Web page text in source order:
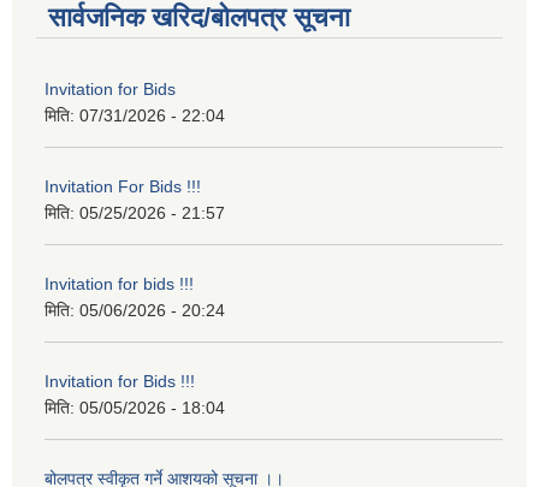
सार्वजनिक खरिद/बोलपत्र सूचना
Invitation for Bids
मिति: 07/31/2026 - 22:04
Invitation For Bids !!!
मिति: 05/25/2026 - 21:57
Invitation for bids !!!
मिति: 05/06/2026 - 20:24
Invitation for Bids !!!
मिति: 05/05/2026 - 18:04
बोलपत्र स्वीकृत गर्ने आशयको सूचना ।।